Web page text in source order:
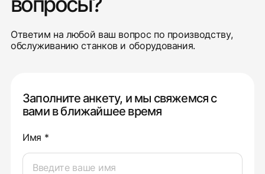
Ответим на любой ваш вопрос по производству,
обслуживанию станков и оборудования.
Заполните анкету, и мы свяжемся с
вами в ближайшее время
Имя *